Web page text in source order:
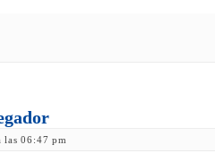
las 06:47 pm